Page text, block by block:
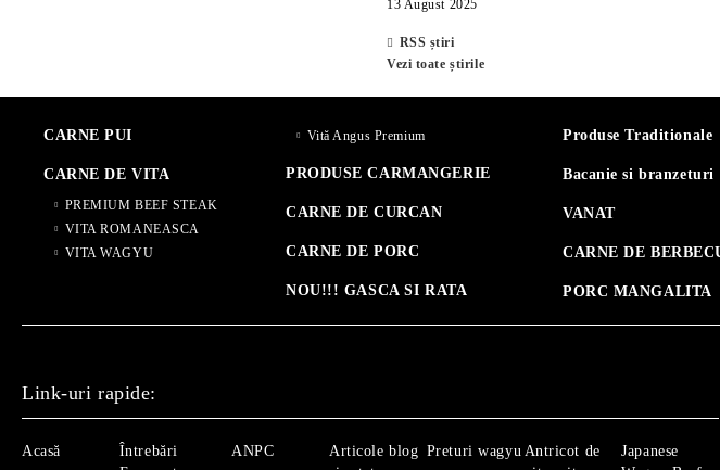
13 August 2025
RSS știri
Vezi toate știrile
CARNE PUI
CARNE DE VITA
PREMIUM BEEF STEAK
VITA ROMANEASCA
VITA WAGYU
Vită Angus Premium
PRODUSE CARMANGERIE
CARNE DE CURCAN
CARNE DE PORC
NOU!!! GASCA SI RATA
Produse Traditionale
Bacanie si branzeturi
VANAT
CARNE DE
PORC MANGALITA
Link-uri rapide:
Acasă
Întrebări
ANPC
Articole blog Preturi wagyu Antricot de
Japanese